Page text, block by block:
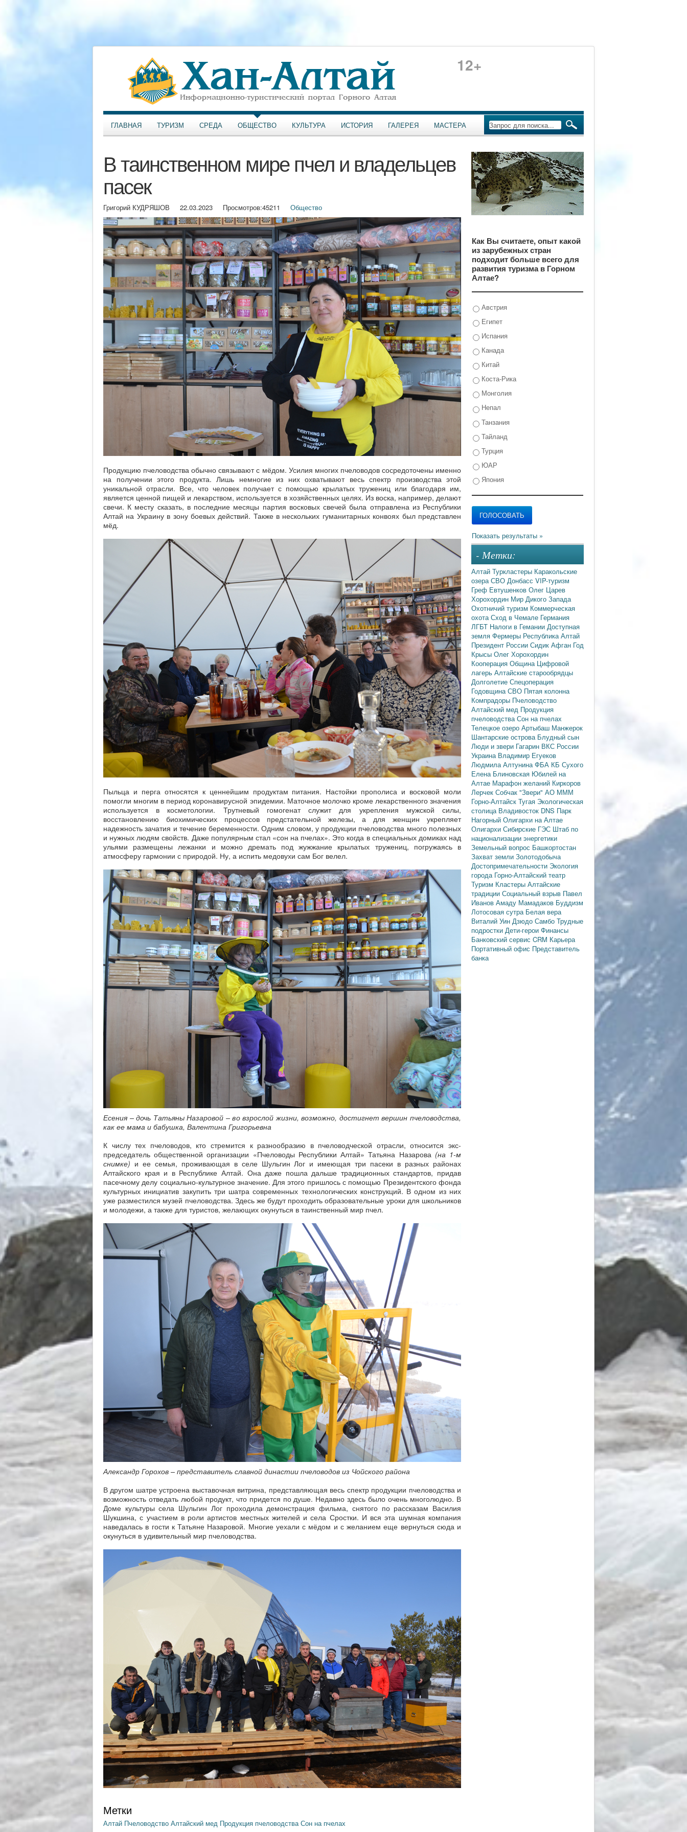
12+
ГЛАВНАЯ ТУРИЗМ СРЕДА ОБЩЕСТВО КУЛЬТУРА ИСТОРИЯ ГАЛЕРЕЯ МАСТЕРА
В таинственном мире пчел и владельцев
пасек
Григорий КУДРЯШОВ 22.03.2023 Просмотров:45211 Общество
Продукцию пчеловодства обычно связывают с мёдом. Усилия многих пчеловодов сосредоточены именно
на получении этого продукта. Лишь немногие из них охватывают весь спектр производства этой
уникальной отрасли. Все, что человек получает с помощью крылатых тружениц или благодаря им,
является ценной пищей и лекарством, используется в хозяйственных целях. Из воска, например, делают
свечи. К месту сказать, в последние месяцы партия восковых свечей была отправлена из Республики
Алтай на Украину в зону боевых действий. Также в нескольких гуманитарных конвоях был представлен
мёд.
Пыльца и перга относятся к ценнейшим продуктам питания. Настойки прополиса и восковой моли
помогли многим в период коронавирусной эпидемии. Маточное молочко кроме лекарственного значения
используется в косметологии. Трутневый гомогенат служит для укрепления мужской силы,
восстановлению биохимических процессов предстательной железы, а для женщин укрепляет
надежность зачатия и течение беременности. Одним словом, у продукции пчеловодства много полезных
и нужных людям свойств. Даже популярным стал «сон на пчелах». Это когда в специальных домиках над
ульями размещены лежанки и можно дремать под жужжание крылатых тружениц, погружаясь в
атмосферу гармонии с природой. Ну, а испить медовухи сам Бог велел.
Есения – дочь Татьяны Назаровой – во взрослой жизни, возможно, достигнет вершин пчеловодства,
как ее мама и бабушка, Валентина Григорьевна
К числу тех пчеловодов, кто стремится к разнообразию в пчеловодческой отрасли, относится экс-
председатель общественной организации «Пчеловоды Республики Алтай» Татьяна Назарова (на 1-м
снимке) и ее семья, проживающая в селе Шульгин Лог и имеющая три пасеки в разных районах
Алтайского края и в Республике Алтай. Она даже пошла дальше традиционных стандартов, придав
пасечному делу социально-культурное значение. Для этого пришлось с помощью Президентского фонда
культурных инициатив закупить три шатра современных технологических конструкций. В одном из них
уже разместился музей пчеловодства. Здесь же будут проходить образовательные уроки для школьников
и молодежи, а также для туристов, желающих окунуться в таинственный мир пчел.
Александр Горохов – представитель славной династии пчеловодов из Чойского района
В другом шатре устроена выставочная витрина, представляющая весь спектр продукции пчеловодства и
возможность отведать любой продукт, что придется по душе. Недавно здесь было очень многолюдно. В
Доме культуры села Шульгин Лог проходила демонстрация фильма, снятого по рассказам Василия
Шукшина, с участием в роли артистов местных жителей и села Сростки. И вся эта шумная компания
наведалась в гости к Татьяне Назаровой. Многие уехали с мёдом и с желанием еще вернуться сюда и
окунуться в удивительный мир пчеловодства.
Метки
Алтай Пчеловодство Алтайский мед Продукция пчеловодстваСон на пчелах
Как Вы считаете, опыт какой
из зарубежных стран
подходит больше всего для
развития туризма в Горном
Алтае?
Австрия
Египет
Испания
Канада
Китай
Коста-Рика
Монголия
Непал
Танзания
Тайланд
Турция
ЮАР
Япония
- Метки:
Алтай Туркластеры Каракольские
озераСВО Донбасс VIP-туризм
Греф Евтушенков Олег Царев
Хорохордин Мир Дикого Запада
Охотничий туризм Коммерческая
охотаСход в Чемале Германия
ЛГБТ Налоги в Гемании Доступная
земля Фермеры Республика Алтай
Президент России Сидик Афган Год
Крысы Олег Хорохордин
Кооперация Община Цифровой
лагерь Алтайские старообрядцы
Долголетие Спецоперация
Годовщина СВО Пятая колонна
Компрадоры Пчеловодство
Алтайский мед Продукция
пчеловодстваСон на пчелах
Телецкое озеро Артыбаш Манжерок
Шантарские острова Блудный сын
Люди и звери Гагарин ВКС России
Украина Владимир Егуеков
Людмила АлтунинаФБА КБ Сухого
Елена Блиновская Юбилей на
Алтае Марафон желаний Киркоров
Лерчек Собчак "Звери" АО МММ
Горно-Алтайск Тугая Экологическая
столица Владивосток DNS Парк
Нагорный Олигархи на Алтае
Олигархи Сибирские ГЭС Штаб по
национализации энергетики
Земельный вопрос Башкортостан
Захват земли Золотодобыча
Достопримечательности Экология
города Горно-Алтайский театр
Туризм Кластеры Алтайские
традиции Социальный взрыв Павел
Иванов Амаду Мамадаков Буддизм
Лотосовая сутра Белая вера
Виталий Уин Дзюдо Самбо Трудные
подростки Дети-герои Финансы
Банковский сервис CRM Карьера
Портативный офис Представитель
банка